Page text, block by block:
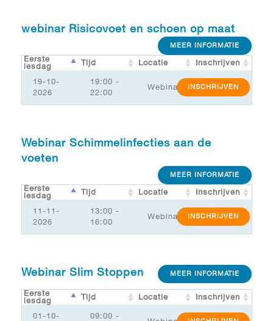
webinar Risicovoet en schoen op maat
MEER INFORMATIE
Eerste
lesdag
Tijd Locatie Inschrijven
19-10-
2026
19:00 -
22:00
Webinar INSCHRIJVEN
Webinar Schimmelinfecties aan de
voeten
MEER INFORMATIE
Eerste
lesdag
Tijd Locatie Inschrijven
11-11-
2026
13:00 -
16:00
Webinar INSCHRIJVEN
Webinar Slim Stoppen MEER INFORMATIE
Eerste
lesdag
Tijd Locatie Inschrijven
01-10-
09:00 -